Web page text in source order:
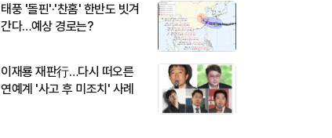
태풍 '돌핀'·'찬홈' 한반도 빗겨
간다…예상 경로는?
이재룡 재판行…다시 떠오른
연예계 '사고 후 미조치' 사례